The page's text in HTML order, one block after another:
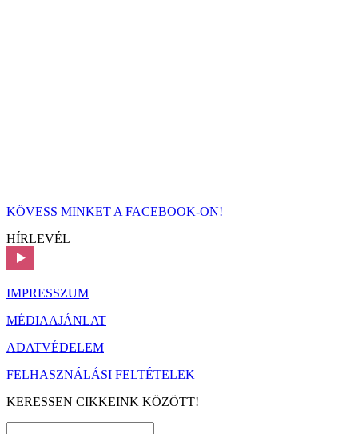
KÖVESS MINKET A FACEBOOK-ON!
HÍRLEVÉL
IMPRESSZUM
MÉDIAAJÁNLAT
ADATVÉDELEM
FELHASZNÁLÁSI FELTÉTELEK
KERESSEN CIKKEINK KÖZÖTT!